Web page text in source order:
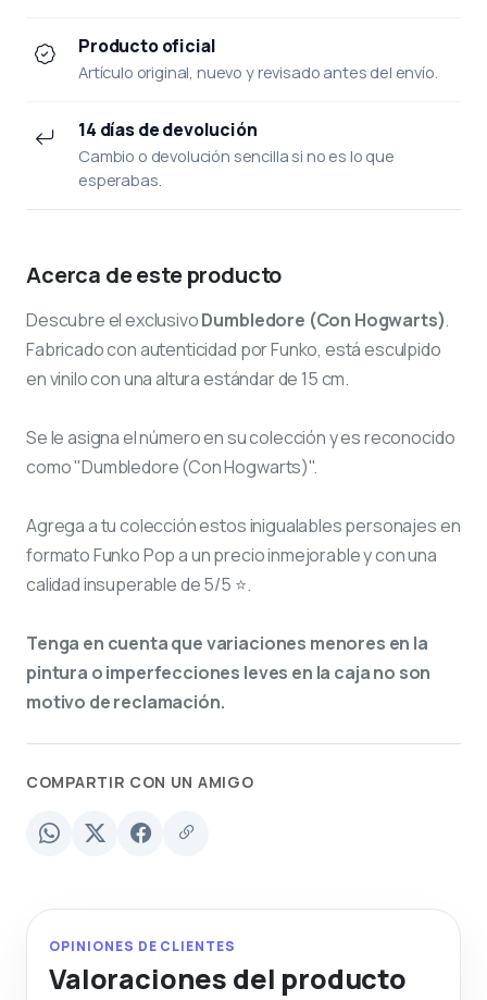
Producto oficial
Artículo original, nuevo y revisado antes del envío.
14 días de devolución
Cambio o devolución sencilla si no es lo que
esperabas.
Acerca de este producto
Descubre el exclusivoDumbledore (Con Hogwarts).
Fabricado con autenticidad por Funko, está esculpido
en vinilo con una altura estándar de 15 cm.
Se le asigna el númeroen su colección y es reconocido
como "Dumbledore (Con Hogwarts)".
Agrega a tu colección estos inigualables personajes en
formato Funko Pop a un precio inmejorable y con una
calidad insuperable de 5/5 ⭐.
Tenga en cuenta que variaciones menores en la
pintura o imperfecciones leves en la caja no son
motivo de reclamación.
COMPARTIR CON UN AMIGO
OPINIONES DE CLIENTES
Valoraciones del producto